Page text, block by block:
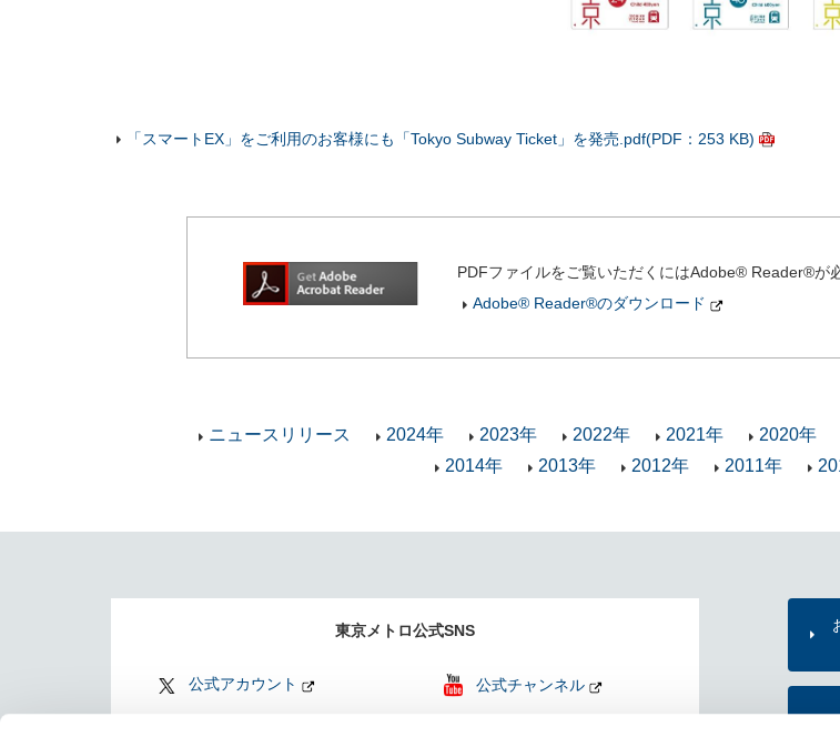
「スマートEX」をご利用のお客様にも「Tokyo Subway Ticket」を発売.pdf(PDF：253 KB)
PDFファイルをご覧いただくにはAdobe® Reader®が
Adobe® Reader®のダウンロード
ニュースリリース 2024年 2023年 2022年 2021年 2020年
2014年
2013年 2012年 2011年
東京メトロ公式SNS
公式アカウント 公式チャンネル